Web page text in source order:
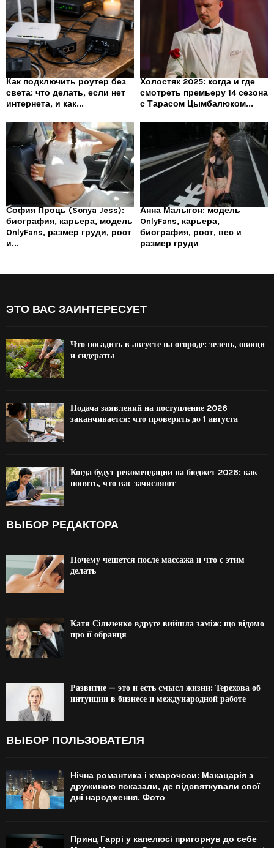
Как подключить роутер без
света: что делать, если нет
интернета, и как...
Холостяк 2025: когда и где
смотреть премьеру 14 сезона
с Тарасом Цымбалюком...
София Проць (Sonya Jess):
биография, карьера, модель
OnlyFans, размер груди, рост
и...
Анна Малыгон: модель
OnlyFans, карьера,
биография, рост, вес и
размер груди
ЭТО ВАС ЗАИНТЕРЕСУЕТ
Что посадить в августе на огороде: зелень, овощи
и сидераты
Подача заявлений на поступление 2026
заканчивается: что проверить до 1 августа
Когда будут рекомендации на бюджет 2026: как
понять, что вас зачисляют
ВЫБОР РЕДАКТОРА
Почему чешется после массажа и что с этим
делать
Катя Сільченко вдруге вийшла заміж: що відомо
про її обранця
Развитие — это и есть смысл жизни: Терехова об
интуиции в бизнесе и международной работе
ВЫБОР ПОЛЬЗОВАТЕЛЯ
Нічна романтика і хмарочоси: Макацарія з
дружиною показали, де відсвяткували свої
дні народження. Фото
Принц Гаррі у капелюсі пригорнув до себе